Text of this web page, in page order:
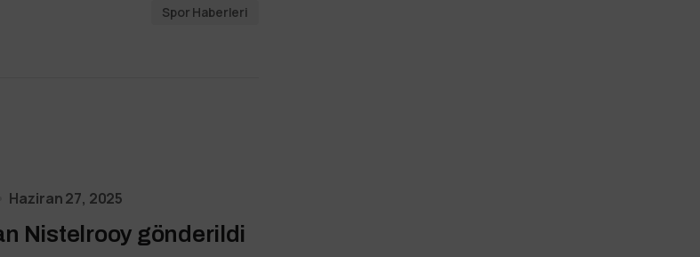
Spor Haberleri
Haziran 27, 2025
Nistelrooy gönderildi